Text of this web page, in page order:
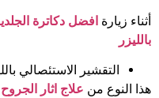
أثناء زيارة افضل دكاترة
بالليزر
التقشير الاستئصالي
هذا النوع من علاج اثار الجروح